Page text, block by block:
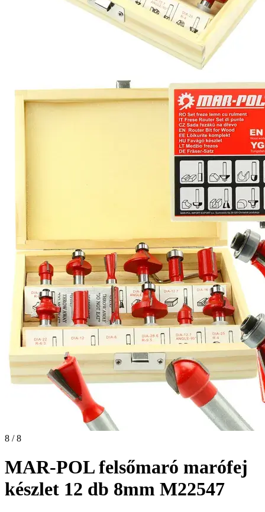
8 / 8
MAR-POL felsőmaró marófej
készlet 12 db 8mm M22547